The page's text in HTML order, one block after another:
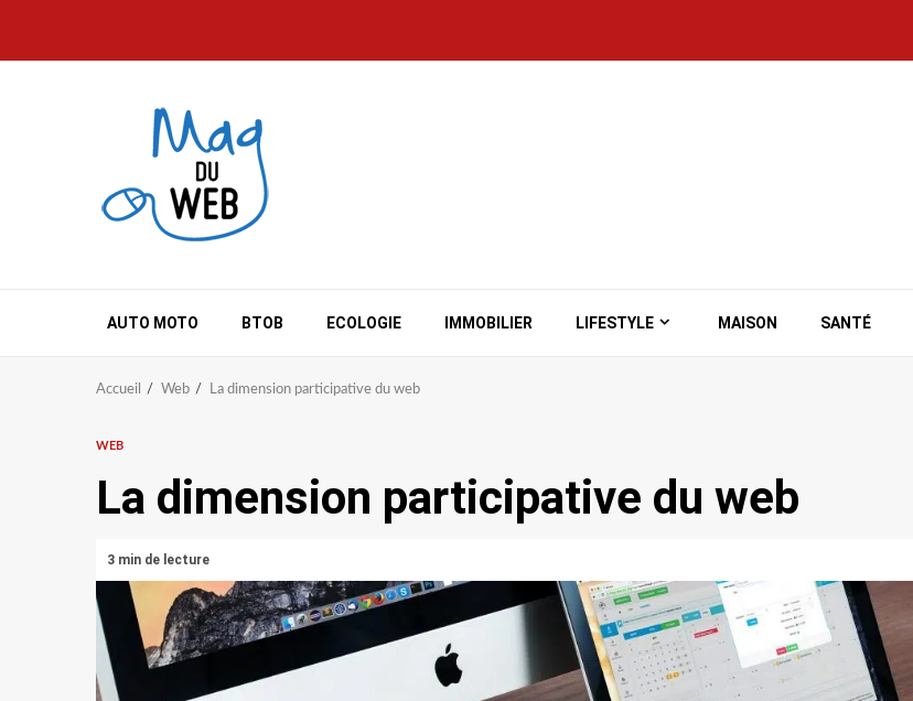
contenu
AUTO MOTO BTOB ECOLOGIE IMMOBILIER LIFESTYLE MAISON SANTÉ
Accueil Web La dimension participative du web
WEB
La dimension participative du web
3 min de lecture